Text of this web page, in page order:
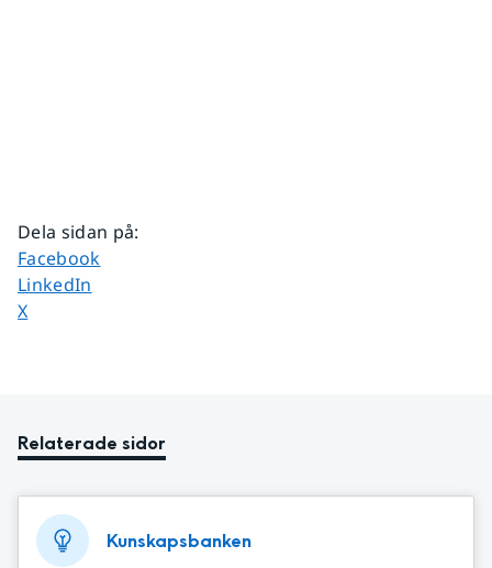
Dela sidan på:
Dela sidan på
Facebook
Dela sidan på
LinkedIn
Dela sidan på
X
Relaterade sidor
Kunskapsbanken